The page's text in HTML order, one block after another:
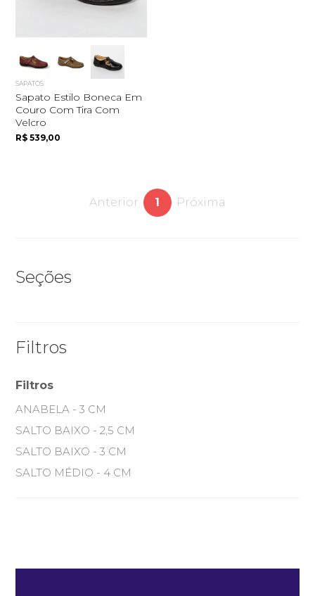
SAPATOS
Sapato Estilo Boneca Em
Couro Com Tira Com
Velcro
R$ 539,00
Anterior 1 Próxima
Seções
Filtros
Filtros
ANABELA - 3 CM
SALTO BAIXO - 2,5 CM
SALTO BAIXO - 3 CM
SALTO MÉDIO - 4 CM